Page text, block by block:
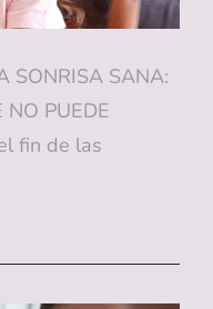
SONRISA SANA:
NO PUEDE
fin de las